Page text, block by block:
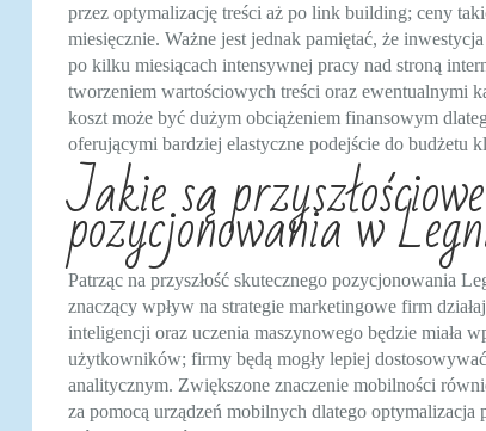
przez optymalizację treści aż po link building; ceny
miesięcznie. Ważne jest jednak pamiętać, że
po kilku miesiącach intensywnej pracy nad stroną
tworzeniem wartościowych treści oraz ewentualnymi
koszt może być dużym obciążeniem finansowym
oferującymi bardziej elastyczne podejście do budżetu
Jakie są
pozycjonowania w
Patrząc na przyszłość skutecznego pozycjonowania
znaczący wpływ na strategie marketingowe firm
inteligencji oraz uczenia maszynowego będzie miała
użytkowników; firmy będą mogły lepiej
analitycznym. Zwiększone znaczenie mobilności
za pomocą urządzeń mobilnych dlatego optymalizacja